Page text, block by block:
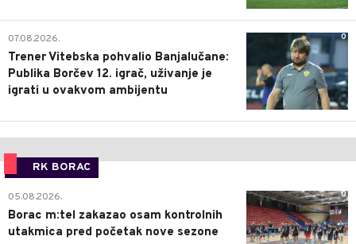
0
07.08.2026.
Trener Vitebska pohvalio Banjalučane:
Publika Borčev 12. igrač, uživanje je
igrati u ovakvom ambijentu
RK BORAC
0
05.08.2026.
Borac m:tel zakazao osam kontrolnih
utakmica pred početak nove sezone